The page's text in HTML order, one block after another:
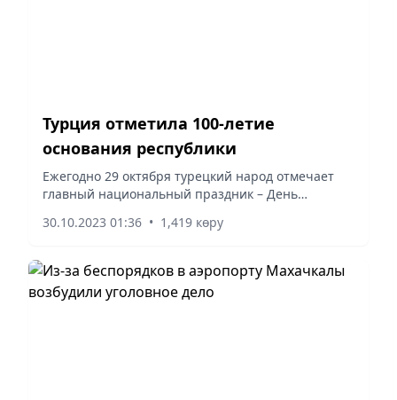
Турция отметила 100-летие
основания республики
Ежегодно 29 октября турецкий народ отмечает
главный национальный праздник – День
Турция была объявлена республикой, пишет
30.10.2023 01:36 • 1,419 көру